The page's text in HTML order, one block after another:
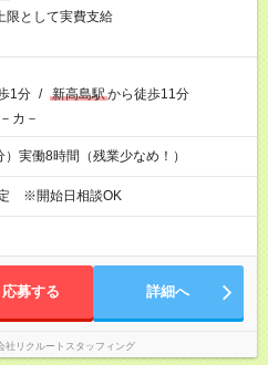
限として実費支給
1分 / 新高島駅から徒歩11分
カ－
実働8時間（残業少なめ！）
※開始日相談OK
応募する 詳細へ
社リクルートスタッフィング